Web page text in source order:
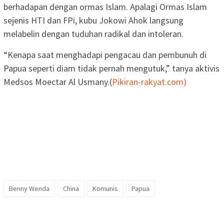
berhadapan dengan ormas Islam. Apalagi Ormas Islam
sejenis HTI dan FPi, kubu Jokowi Ahok langsung
melabelin dengan tuduhan radikal dan intoleran.
“Kenapa saat menghadapi pengacau dan pembunuh di
Papua seperti diam tidak pernah mengutuk,” tanya aktivis
Medsos Moectar Al Usmany.(Pikiran-rakyat.com)
Benny Wenda China Komunis Papua